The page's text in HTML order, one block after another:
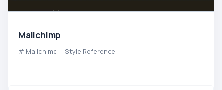
Mailchimp
# Mailchimp — Style Reference